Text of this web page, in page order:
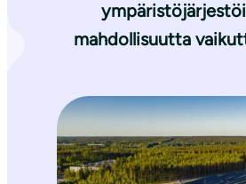
mahdollisuutta